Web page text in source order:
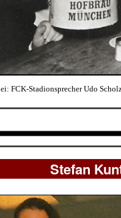
FCK-Stadionsprecher Udo
Kuntz